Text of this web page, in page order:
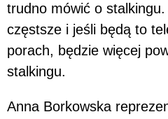
trudno mówić o
częstsze i jeśli będą to
porach, będzie więcej
stalkingu.
Anna Borkowska